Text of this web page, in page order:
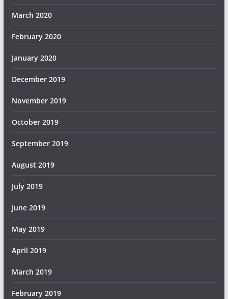
March 2020
February 2020
January 2020
December 2019
November 2019
October 2019
September 2019
August 2019
July 2019
June 2019
May 2019
April 2019
March 2019
February 2019